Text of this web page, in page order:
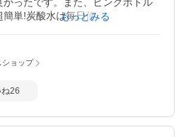
単!炭酸水は毎日使うので本当に
もっとみる
ショップ
ね26